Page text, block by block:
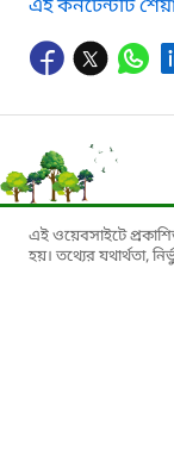
এই কনটেন্টটি
এই ওয়েবসাইটে
হয়। তথ্যের যথার্থতা,